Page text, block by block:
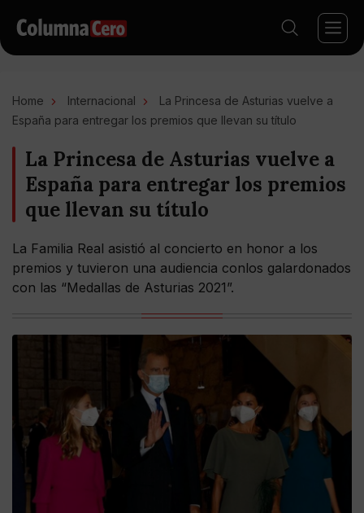
Home Internacional
La Princesa de Asturias vuelve a
España para entregar los premios que llevan su título
La Princesa de Asturias vuelve a
España para entregar los premios
que llevan su título
La Familia Real asistió al concierto en honor a los
premios y tuvieron una audiencia conlos galardonados
con las “Medallas de Asturias 2021”.